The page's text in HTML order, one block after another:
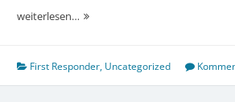
weiterlesen… First
Ausrüstung
um
First Responder, Uncategorized